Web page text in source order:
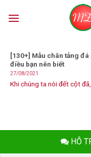
HỖ
[130+] Mẫu chân tảng
điều bạn nên biết
27/08/2021
Khi chúng ta nói đết cột